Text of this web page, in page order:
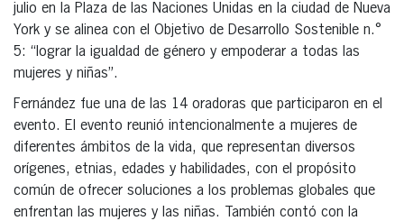
julio en la Plaza de las Naciones Unidas en la ciudad de Nueva
York y se alinea con el Objetivo de Desarrollo Sostenible n.°
5: “lograr la igualdad de género y empoderar a todas las
mujeres y niñas”.
Fernández fue una de las 14 oradoras que participaron en el
evento. El evento reunió intencionalmente a mujeres de
diferentes ámbitos de la vida, que representan diversos
orígenes, etnias, edades y habilidades, con el propósito
común de ofrecer soluciones a los problemas globales que
enfrentan las mujeres y las niñas. También contó con la